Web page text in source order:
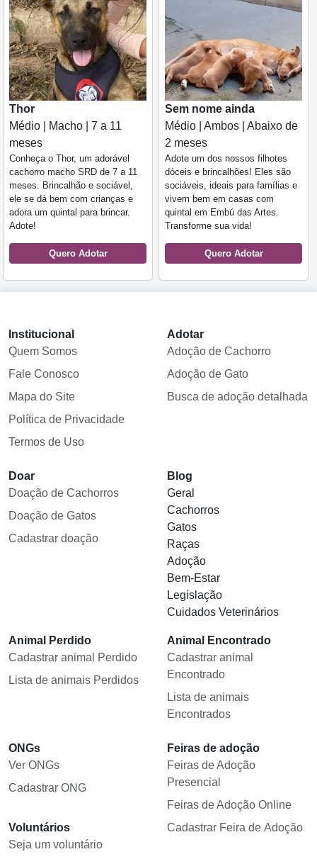
Thor
Médio | Macho | 7 a 11
meses
Conheça o Thor, um adorável
cachorro macho SRD de 7 a 11
meses. Brincalhão e sociável,
ele se dá bem com crianças e
adora um quintal para brincar.
Adote!
Quero Adotar
Sem nome ainda
Médio | Ambos | Abaixo de
2 meses
Adote um dos nossos filhotes
dóceis e brincalhões! Eles são
sociáveis, ideais para famílias e
vivem bem em casas com
quintal em Embú das Artes.
Transforme sua vida!
Quero Adotar
Institucional
Quem Somos
Fale Conosco
Mapa do Site
Política de Privacidade
Termos de Uso
Adotar
Adoção de Cachorro
Adoção de Gato
Busca de adoção detalhada
Doar
Doação de Cachorros
Doação de Gatos
Cadastrar doação
Blog
Geral
Cachorros
Gatos
Raças
Adoção
Bem-Estar
Legislação
Cuidados Veterinários
Animal Perdido
Cadastrar animal Perdido
Lista de animais Perdidos
Animal Encontrado
Cadastrar animal
Encontrado
Lista de animais
Encontrados
ONGs
Ver ONGs
Cadastrar ONG
Voluntários
Seja um voluntário
Feiras de adoção
Feiras de Adoção
Presencial
Feiras de Adoção Online
Cadastrar Feira de Adoção